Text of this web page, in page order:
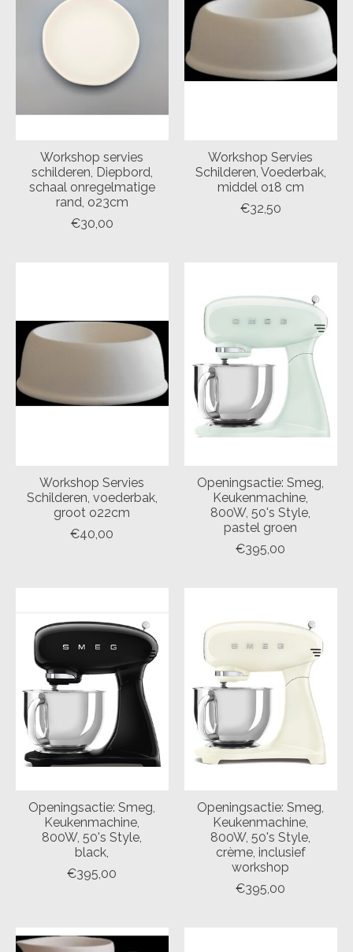
Workshop servies
schilderen, Diepbord,
schaal onregelmatige
rand, o23cm
€30,00
Workshop Servies
Schilderen, Voederbak,
middel o18 cm
€32,50
Workshop Servies
Schilderen, voederbak,
groot o22cm
€40,00
Openingsactie: Smeg,
Keukenmachine,
800W, 50's Style,
pastel groen
€395,00
Openingsactie: Smeg,
Keukenmachine,
800W, 50's Style,
black,
€395,00
Openingsactie: Smeg,
Keukenmachine,
800W, 50's Style,
crème, inclusief
workshop
€395,00